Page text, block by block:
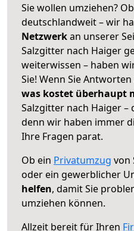
Sie wollen umziehen?
deutschlandweit – wir
Netzwerkan unserer
Salzgitter nach Haiger
weiterwissen – haben
Sie! Wenn Sie
was kostet überhaupt
Salzgitter nach Haiger –
denn wir haben immer
Ihre Fragen parat.
Ob ein Privatumzug von
oder ein gewerblicher
helfen, damit Sie
umziehen können.
Allzeit bereit für Ihren